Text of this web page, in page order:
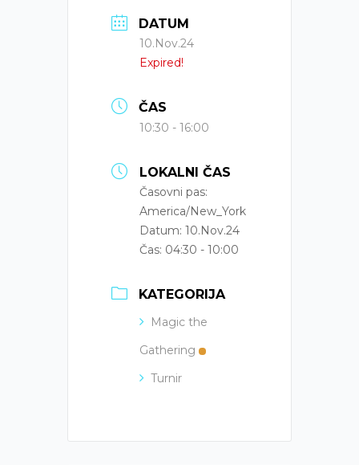
DATUM
10.Nov.24
Expired!
ČAS
10:30 - 16:00
LOKALNI ČAS
Časovni pas:
America/New_York
Datum: 10.Nov.24
Čas: 04:30 - 10:00
KATEGORIJA
Magic the
Gathering
Turnir